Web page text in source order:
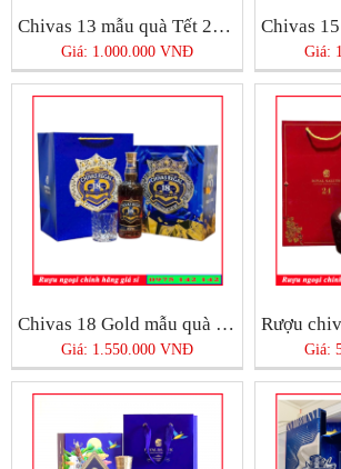
Chivas 13 mẫu quà Tết 2025
Giá: 1.000.000 VNĐ Giá:
Chivas 18 Gold mẫu quà Tết 2025
Giá: 1.550.000 VNĐ Giá: